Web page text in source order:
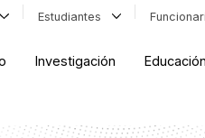
Estudiantes
Investigación